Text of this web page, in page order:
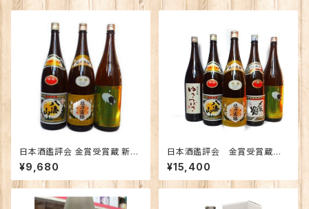
日本酒鑑評会 金賞受賞蔵 新潟
の地酒飲み比べセット1800ｍｌ
×3本 （越乃寒梅 八海山 越の
鶴）
¥9,680
日本酒鑑評会 金賞受賞蔵
新潟の地酒飲み比べセット180
0ｍｌ×5本 （越乃寒梅 八海
山 〆張鶴 ゆきつばき 越の
¥15,400